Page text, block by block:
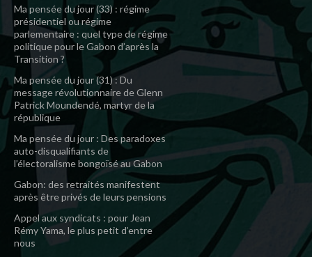
Ma pensée du jour (33) : régime
présidentiel ou régime
parlementaire : quel type de régime
politique pour le Gabon d’après la
Transition ?
Ma pensée du jour (31) : Du
message révolutionnaire de Glenn
Patrick Moundendé, martyr de la
république
Ma pensée du jour : Des paradoxes
auto-disqualifiants de
l’électoralisme bongoïsé au Gabon
Gabon: des retraités manifestent
après être privés de leurs pensions
Appel aux syndicats : pour Jean
Rémy Yama, le plus petit d’entre
nous